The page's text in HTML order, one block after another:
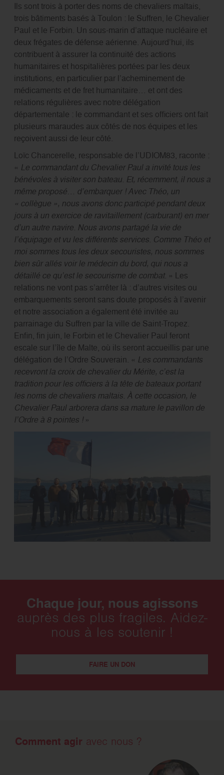
Ils sont trois à porter des noms de chevaliers maltais,
trois bâtiments basés à Toulon : le Suffren, le Chevalier
Paul et le Forbin. Un sous-marin d’attaque nucléaire et
deux frégates de défense aérienne. Aujourd’hui, ils
contribuent à assurer la continuité des actions
humanitaires et hospitalières portées par les deux
institutions, en particulier par l’acheminement de
médicaments et de fret humanitaire… et ont des
relations régulières avec notre délégation
départementale : le commandant et ses officiers ont fait
plusieurs maraudes aux côtés de nos équipes et les
reçoivent aussi de leur côté.
Loïc Chancerelle, responsable de l’UDIOM83, raconte :
« Le commandant du Chevalier Paul a invité tous les
bénévoles à visiter son bateau. Et, récemment, il nous a
même proposé… d’embarquer ! Avec Théo, un
« collègue », nous avons donc participé pendant deux
jours à un exercice de ravitaillement (carburant) en mer
d’un autre navire. Nous avons partagé la vie de
l’équipage et vu les différents services. Comme Théo et
moi sommes tous les deux secouristes, nous sommes
bien sûr allés voir le médecin du bord, qui nous a
détaillé ce qu’est le secourisme de combat. » Les
relations ne vont pas s’arrêter là : d’autres visites ou
embarquements seront sans doute proposés à l’avenir
et notre association a également été invitée au
parrainage du Suffren par la ville de Saint-Tropez.
Enfin, fin juin, le Forbin et le Chevalier Paul feront
escale sur l’île de Malte, où ils seront accueillis par une
délégation de l’Ordre Souverain. « Les commandants
recevront la croix de chevalier du Mérite, c’est la
tradition pour les officiers à la tête de bateaux portant
les noms de chevaliers maltais. À cette occasion, le
Chevalier Paul arborera dans sa mature le pavillon de
l’Ordre à 8 pointes !»
Chaque jour, nous agissons
auprès des plus fragiles. Aidez-
nous à les soutenir !
FAIRE UN DON
Comment agir avec nous ?